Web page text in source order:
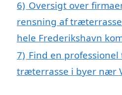
6) Oversigt over
rensning af
hele Frederikshavn
7) Find en
træterrasse i byer nær